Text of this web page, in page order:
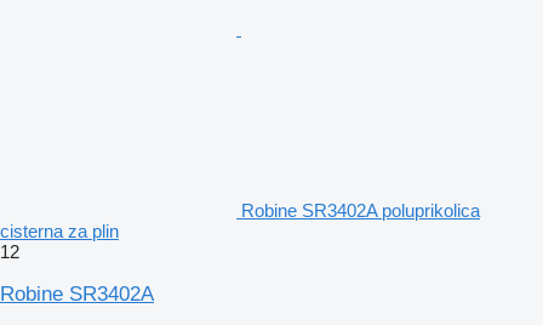
Robine SR3402A poluprikolica
cisterna za plin
12
Robine SR3402A